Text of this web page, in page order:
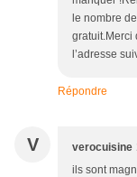
le nombre
gratuit.Merci
l’adresse
Répondre
V verocuisine
ils sont